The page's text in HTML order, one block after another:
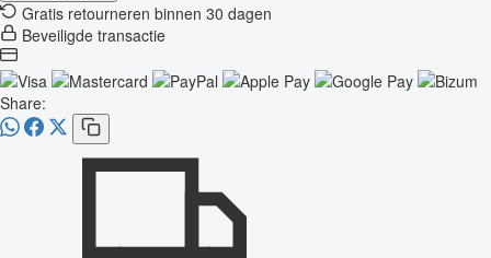
Gratis retourneren binnen 30 dagen
Beveiligde transactie
Share: